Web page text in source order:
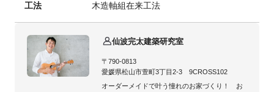
工法 木造軸組在来工法
仙波完太建築研究室
〒790-0813
愛媛県松山市萱町3丁目2-3 9CROSS102
オーダーメイドで叶う憧れのお家づくり！ お